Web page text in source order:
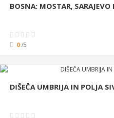
BOSNA: MOSTAR,
0/5
DIŠEČA UMBRIJA IN POLJA